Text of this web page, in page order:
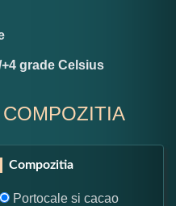
grade Celsius
Compozitia
Portocale si cacao